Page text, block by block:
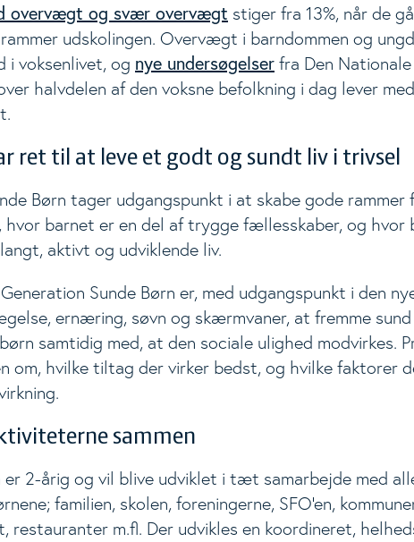
overvægt og svær overvægt stiger fra 13%, når de
udskolingen. Overvægt i barndommen og
i voksenlivet, og nye undersøgelser fra Den
halvdelen af den voksne befolkning i dag lever
ret til at leve et godt og sundt liv i trivsel
Børn tager udgangspunkt i at skabe gode
hvor barnet er en del af trygge fællesskaber, og hvor
aktivt og udviklende liv.
Sunde Børn er, med udgangspunkt i den
ernæring, søvn og skærmvaner, at fremme
samtidig med, at den sociale ulighed modvirkes.
om, hvilke tiltag der virker bedst, og hvilke faktorer
sammen
er 2-årig og vil blive udviklet i tæt samarbejde med
familien, skolen, foreningerne, SFO'en,
restauranter m.fl. Der udvikles en koordineret,